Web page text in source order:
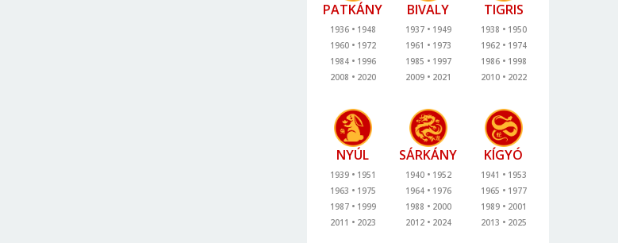
PATKÁNY
1936
1948
1960
1972
1984
1996
2008
2020
BIVALY
1937
1949
1961
1973
1985
1997
2009
2021
TIGRIS
1938
1950
1962
1974
1986
1998
2010
2022
NYÚL
1939
1951
1963
1975
1987
1999
2011
2023
SÁRKÁNY
1940
1952
1964
1976
1988
2000
2012
2024
KÍGYÓ
1941
1953
1965
1977
1989
2001
2013
2025